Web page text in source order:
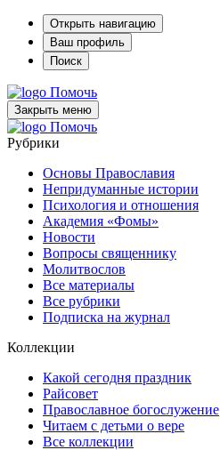
Открыть навигацию
Ваш профиль
Поиск
Помочь
Закрыть меню
Помочь
Рубрики
Основы Православия
Непридуманные истории
Психология и отношения
Академия «Фомы»
Новости
Вопросы священнику
Молитвослов
Все материалы
Все рубрики
Подписка на журнал
Коллекции
Какой сегодня праздник
Райсовет
Православное богослужение
Читаем с детьми о вере
Все коллекции